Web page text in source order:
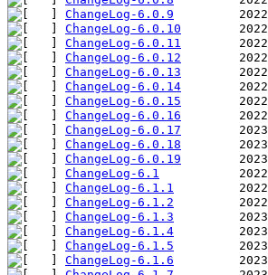
ChangeLog-6.0.9
ChangeLog-6.0.10
ChangeLog-6.0.11
ChangeLog-6.0.12
ChangeLog-6.0.13
ChangeLog-6.0.14
ChangeLog-6.0.15
ChangeLog-6.0.16
ChangeLog-6.0.17
ChangeLog-6.0.18
ChangeLog-6.0.19
ChangeLog-6.1
ChangeLog-6.1.1
ChangeLog-6.1.2
ChangeLog-6.1.3
ChangeLog-6.1.4
ChangeLog-6.1.5
ChangeLog-6.1.6